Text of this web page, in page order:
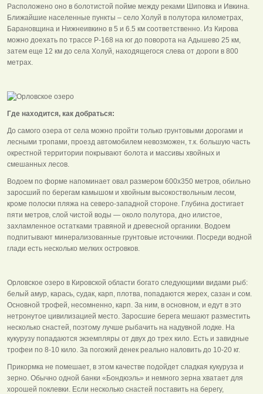
Расположено оно в болотистой пойме между реками Шиповка и Ивкина.
Ближайшие населенные пункты – село Холуй в полутора километрах,
Барановщина и Нижнеивкино в 5 и 6.5 км соответственно. Из Кирова
можно доехать по трассе Р-168 на юг до поворота на Адышево 25 км,
затем еще 12 км до села Холуй, находящегося слева от дороги в 800
метрах.
Где находится, как добраться:
До самого озера от села можно пройти только грунтовыми дорогами и
лесными тропами, проезд автомобилем невозможен, т.к. большую часть
окрестной территории покрывают болота и массивы хвойных и
смешанных лесов.
Водоем по форме напоминает овал размером 600х350 метров, обильно
заросший по берегам камышом и хвойным высокоствольным лесом,
кроме полоски пляжа на северо-западной стороне. Глубина достигает
пяти метров, слой чистой воды — около полутора, дно илистое,
захламленное остатками травяной и древесной органики. Водоем
подпитывают минерализованные грунтовые источники. Посреди водной
глади есть несколько мелких островков.
Орловское озеро в Кировской области богато следующими видами рыб:
белый амур, карась, судак, карп, плотва, попадаются жерех, сазан и сом.
Основной трофей, несомненно, карп. За ним, в основном, и едут в это
нетронутое цивилизацией место. Заросшие берега мешают разместить
несколько снастей, поэтому лучше рыбачить на надувной лодке. На
кукурузу попадаются экземпляры от двух до трех кило. Есть и завидные
трофеи по 8-10 кило. За погожий денек реально наловить до 10-20 кг.
Прикормка не помешает, в этом качестве подойдет сладкая кукуруза и
зерно. Обычно одной банки «Бондюэль» и немного зерна хватает для
хорошей поклевки. Если несколько снастей поставить на берегу,